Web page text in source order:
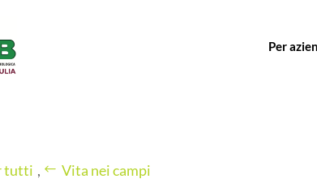
Per
tutti , Vita nei campi